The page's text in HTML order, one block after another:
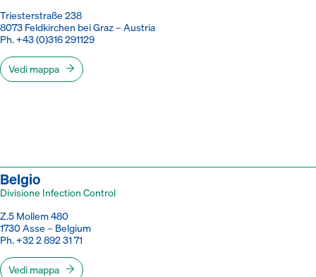
Triesterstraße 238
8073 Feldkirchen bei Graz – Austria
Ph. +43 (0)316 291129
Vedi mappa
Belgio
Divisione Infection Control
Z.5 Mollem 480
1730 Asse – Belgium
Ph. +32 2 892 31 71
Vedi mappa